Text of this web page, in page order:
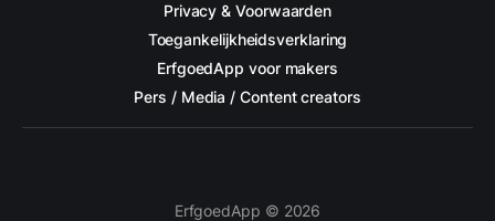
Privacy & Voorwaarden
Toegankelijkheidsverklaring
ErfgoedApp voor makers
Pers / Media / Content creators
ErfgoedApp © 2026